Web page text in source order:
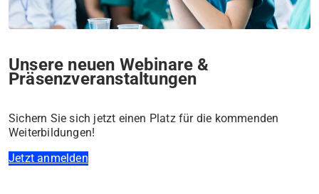
Unsere neuen Webinare &
Präsenzveranstaltungen
Sichern Sie sich jetzt einen Platz für die kommenden
Weiterbildungen!
Jetzt anmelden